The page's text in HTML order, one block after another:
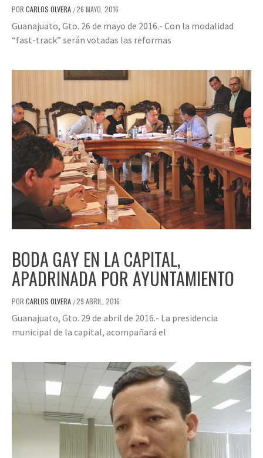
POR CARLOS OLVERA /26 MAYO, 2016
Guanajuato, Gto. 26 de mayo de 2016.- Con la modalidad
“fast-track” serán votadas las reformas
BODA GAY EN LA CAPITAL,
APADRINADA POR AYUNTAMIENTO
POR CARLOS OLVERA /29 ABRIL, 2016
Guanajuato, Gto. 29 de abril de 2016.- La presidencia
municipal de la capital, acompañará el